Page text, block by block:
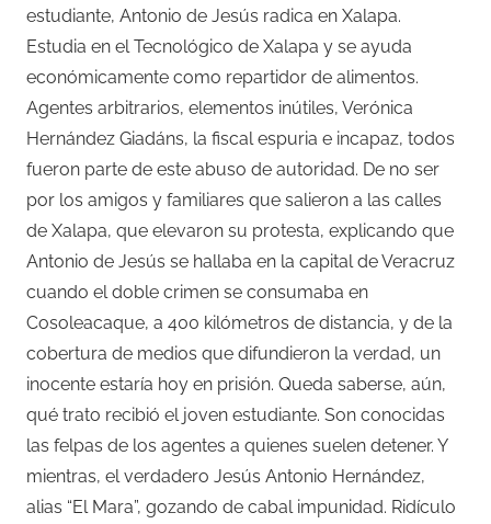
estudiante, Antonio de Jesús radica en Xalapa.
Estudia en el Tecnológico de Xalapa y se ayuda
económicamente como repartidor de alimentos.
Agentes arbitrarios, elementos inútiles, Verónica
Hernández Giadáns, la fiscal espuria e incapaz, todos
fueron parte de este abuso de autoridad. De no ser
por los amigos y familiares que salieron a las calles
de Xalapa, que elevaron su protesta, explicando que
Antonio de Jesús se hallaba en la capital de Veracruz
cuando el doble crimen se consumaba en
Cosoleacaque, a 400 kilómetros de distancia, y de la
cobertura de medios que difundieron la verdad, un
inocente estaría hoy en prisión. Queda saberse, aún,
qué trato recibió el joven estudiante. Son conocidas
las felpas de los agentes a quienes suelen detener. Y
mientras, el verdadero Jesús Antonio Hernández,
alias “El Mara”, gozando de cabal impunidad. Ridículo